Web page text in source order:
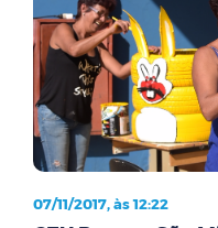
07/11/2017, às 12:22